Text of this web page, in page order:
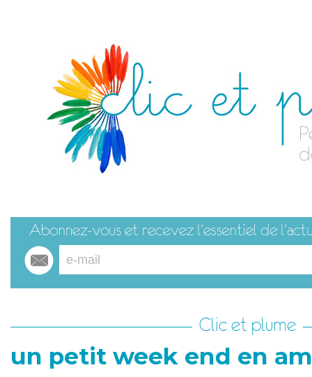
Clic et plume
un petit week end en